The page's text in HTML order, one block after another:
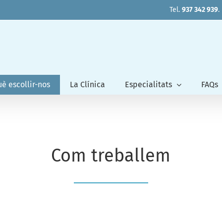
Tel.937 342 939.
escollir-nos La Clínica Especialitats FAQs
Com treballem